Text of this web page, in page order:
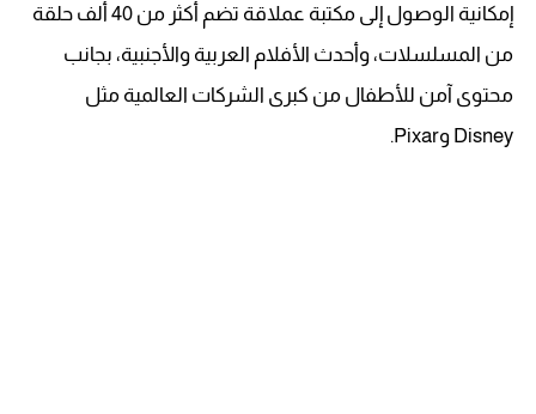
إمكانية الوصول إلى مكتبة عملاقة تضم أكثر من 40 ألف حلقة
من المسلسلات، وأحدث الأفلام العربية والأجنبية، بجانب
محتوى آمن للأطفال من كبرى الشركات العالمية مثل
Disney وPixar.